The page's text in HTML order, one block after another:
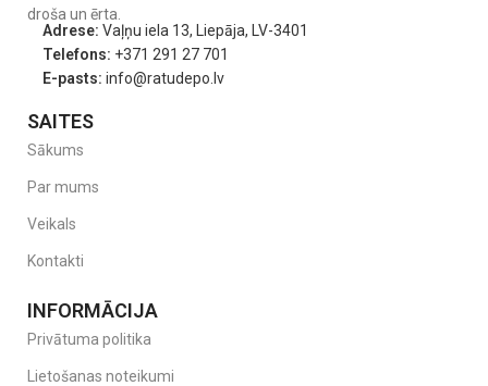
Produkta attēlā redzamais krāsu tonis var nedaudz atšķirties no
reālās preces.
droša un ērta.
Adrese: Vaļņu iela 13, Liepāja, LV-3401
Telefons: +371 291 27 701
E-pasts: info@ratudepo.lv
SAITES
Sākums
Par mums
Veikals
Kontakti
INFORMĀCIJA
Privātuma politika
Lietošanas noteikumi